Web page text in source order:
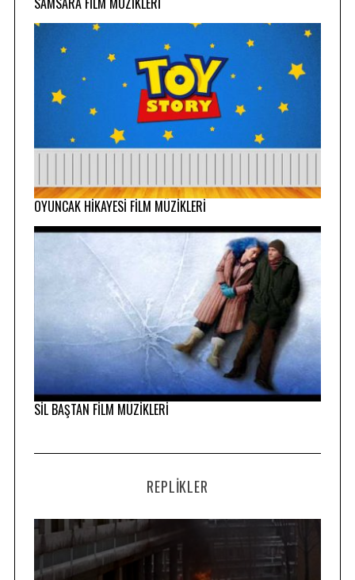
OYUNCAK HİKAYESİ FİLM MÜZİKLERİ
SİL BAŞTAN FİLM MÜZİKLERİ
REPLIKLER